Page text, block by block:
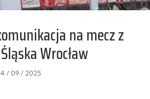
na mecz z
Wrocław
/ 09 / 2025